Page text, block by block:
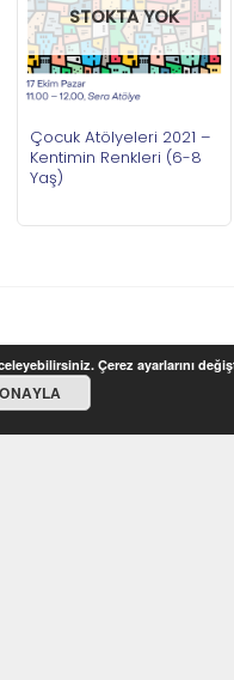
STOKTA YOK
Çocuk Atölyeleri 2021 –
Kentimin Renkleri (6-8
Yaş)
Çerez ayarlarını
ONAYLA